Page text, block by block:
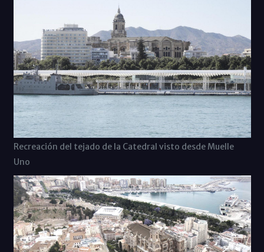
Recreación del tejado de la Catedral visto desde Muelle
Uno